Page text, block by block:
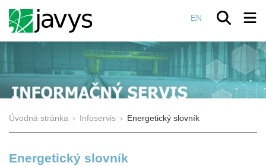
EN
Úvodná stránka › Infoservis › Energetický slovník
Energetický slovník